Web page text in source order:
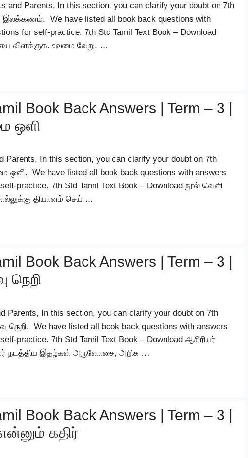
Parents, In this section, you can clarify your doubt on 7th
இலக்கணம். We have listed all book back questions with
for self-practice. 7th Std Tamil Text Book – Download
விளக்குக. உவமை வேறு, …
Book Back Answers | Term – 3 |
ஒளி
In this section, you can clarify your doubt on 7th
ஒளி. We have listed all book back questions with answers
practice. 7th Std Tamil Text Book – Download நூல் வெளி
தியானம் செய் …
Book Back Answers | Term – 3 |
நெறி
Parents, In this section, you can clarify your doubt on 7th
நெறி. We have listed all book back questions with answers
practice. 7th Std Tamil Text Book – Download ஆசிரியர்
நடத்திய இதழ்கள் அருளோசை, அறிக …
Book Back Answers | Term – 3 |
கதிர்